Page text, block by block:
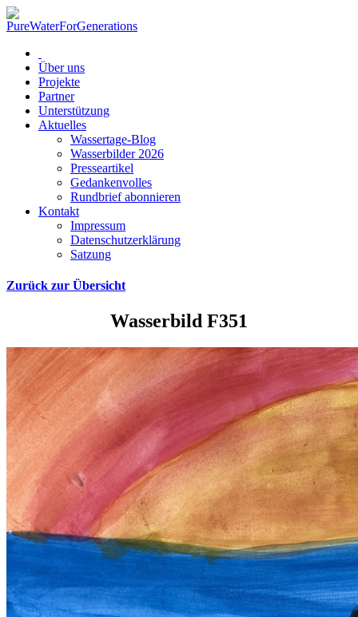
Über uns
Projekte
Partner
Unterstützung
Aktuelles
Wassertage-Blog
Wasserbilder 2026
Presseartikel
Gedankenvolles
Rundbrief abonnieren
Kontakt
Impressum
Datenschutzerklärung
Satzung
Zurück zur Übersicht
Wasserbild F351